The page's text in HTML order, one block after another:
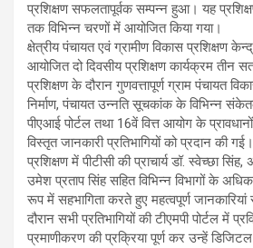
प्रशिक्षण सफलतापूर्वक सम्पन्न हुआ। यह
तक विभिन्न चरणों में आयोजित किया गया।
क्षेत्रीय पंचायत एवं ग्रामीण विकास प्रशिक्षण
आयोजित दो दिवसीय प्रशिक्षण कार्यक्रम तीन
प्रशिक्षण के दौरान गुणवत्तापूर्ण ग्राम पंचायत
निर्माण, पंचायत उन्नति सूचकांक के विभिन्न
पीएआई पोर्टल तथा 16वें वित्त आयोग के
विस्तृत जानकारी प्रतिभागियों को प्रदान की गई।
प्रशिक्षण में पीटीसी की प्राचार्य डॉ. स्वेच्छा
उमेश प्रताप सिंह सहित विभिन्न विभागों के
रूप में सहभागिता करते हुए महत्वपूर्ण
दौरान सभी प्रतिभागियों की टीएमपी पोर्टल में
प्रमाणीकरण की प्रक्रिया पूर्ण कर उन्हें